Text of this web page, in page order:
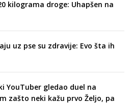
kilograma droge: Uhapšen na
uz pse su zdravije: Evo šta ih
YouTuber gledao duel na
zašto neki kažu prvo Željo, pa